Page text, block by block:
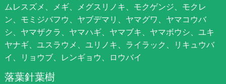
ムレスズメ、メギ、メグスリノキ、モクゲンジ、モクレ
ン、モミジバフウ、ヤブデマリ、ヤマグワ、ヤマコウバ
シ、ヤマザクラ、ヤマハギ、ヤマブキ、ヤマボウシ、ユキ
ヤナギ、ユスラウメ、ユリノキ、ライラック、リキュウバ
イ、リョウブ、レンギョウ、ロウバイ
落葉針葉樹